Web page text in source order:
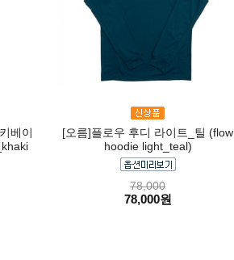
베이
[오름]플로우 후디 라이트_틸 (flow
hoodie light_teal)
78,000
78,000원